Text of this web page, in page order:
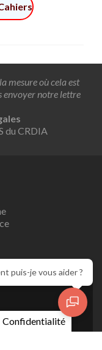
mesure où cela est
envoyer notre lettre
du CRDIA
puis-je vous aider ?
Confidentialité